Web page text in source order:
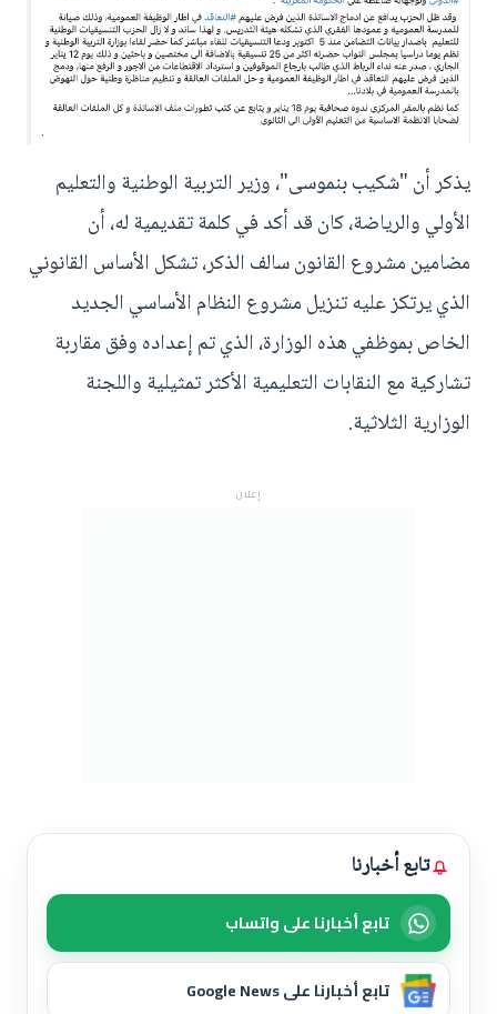
يذكر أن "شكيب بنموسى"، وزير التربية الوطنية والتعليم
الأولي والرياضة، كان قد أكد في كلمة تقديمية له، أن
مضامين مشروع القانون سالف الذكر، تشكل الأساس القانوني
الذي يرتكز عليه تنزيل مشروع النظام الأساسي الجديد
الخاص بموظفي هذه الوزارة، الذي تم إعداده وفق مقاربة
تشاركية مع النقابات التعليمية الأكثر تمثيلية واللجنة
الوزارية الثلاثية.
إعلان
تابع أخبارنا
تابع أخبارنا على واتساب
تابع أخبارنا على Google News